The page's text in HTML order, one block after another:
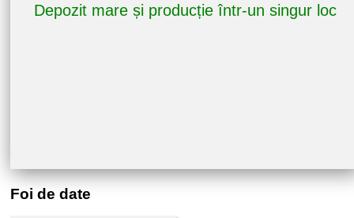
Depozit mare și producție într-un singur loc
Foi de date